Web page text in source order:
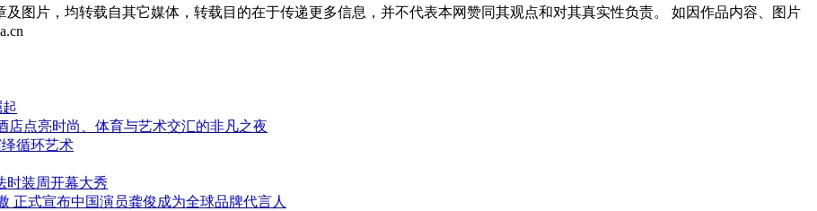
图片，均转载自其它媒体，转载目的在于传递更多信息，并不代表本网赞同其观点和对其真实性负责。 如因作品内容、图片
店点亮时尚、体育与艺术交汇的非凡之夜
循环艺术
时装周开幕大秀
正式宣布中国演员龚俊成为全球品牌代言人